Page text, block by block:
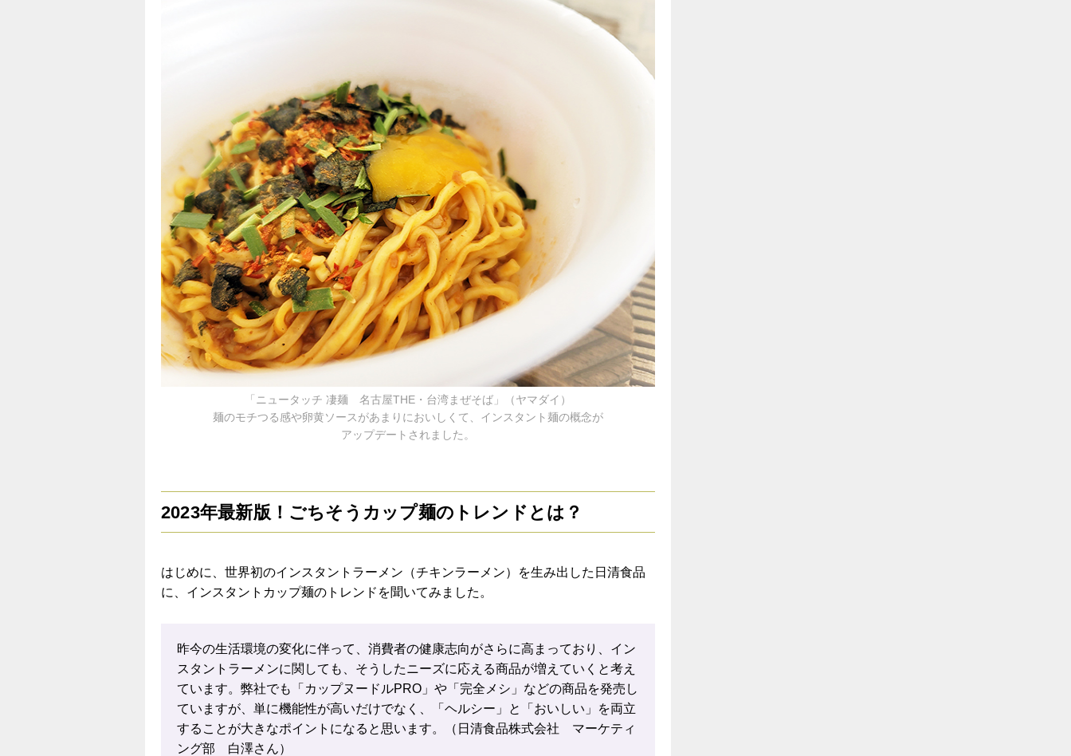
「ニュータッチ 凄麺 名古屋THE・台湾まぜそば」（ヤマダイ）
麺のモチつる感や卵黄ソースがあまりにおいしくて、インスタント麺の概念が
アップデートされました。
2023年最新版！ごちそうカップ麺のトレンドとは？
はじめに、世界初のインスタントラーメン（チキンラーメン）を生み出した日清食品
に、インスタントカップ麺のトレンドを聞いてみました。
昨今の生活環境の変化に伴って、消費者の健康志向がさらに高まっており、イン
スタントラーメンに関しても、そうしたニーズに応える商品が増えていくと考え
ています。弊社でも「カップヌードルPRO」や「完全メシ」などの商品を発売し
ていますが、単に機能性が高いだけでなく、「ヘルシー」と「おいしい」を両立
することが大きなポイントになると思います。（日清食品株式会社 マーケティ
ング部 白澤さん）